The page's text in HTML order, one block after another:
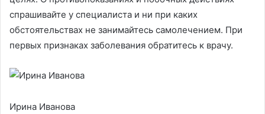
спрашивайте у специалиста и ни при каких
обстоятельствах не занимайтесь самолечением. При
первых признаках заболевания обратитесь к врачу.
Ирина Иванова